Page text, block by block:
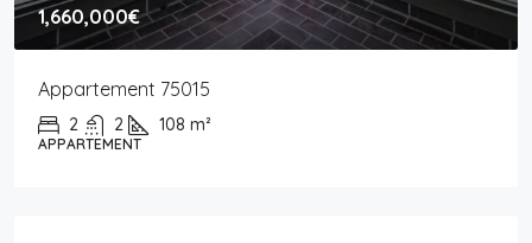
1,660,000€
Appartement 75015
2 2 108 m²
APPARTEMENT